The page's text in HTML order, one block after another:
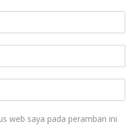
web saya pada peramban ini